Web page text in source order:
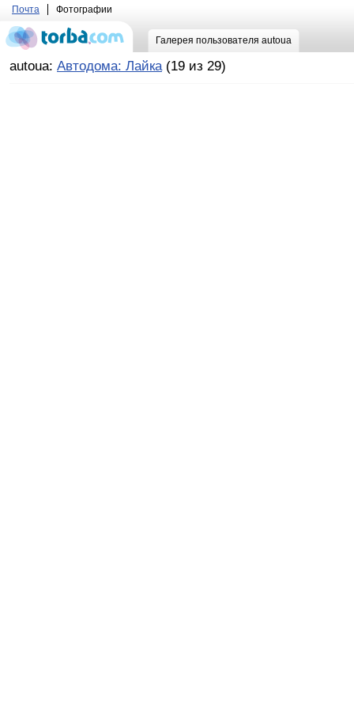
Почта Фотографии
Галерея пользователя autoua
autoua: Автодома: Лайка(19 из 29)